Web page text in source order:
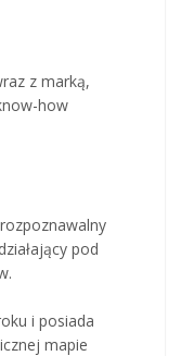
z marką,
how
pod
i posiada
mapie